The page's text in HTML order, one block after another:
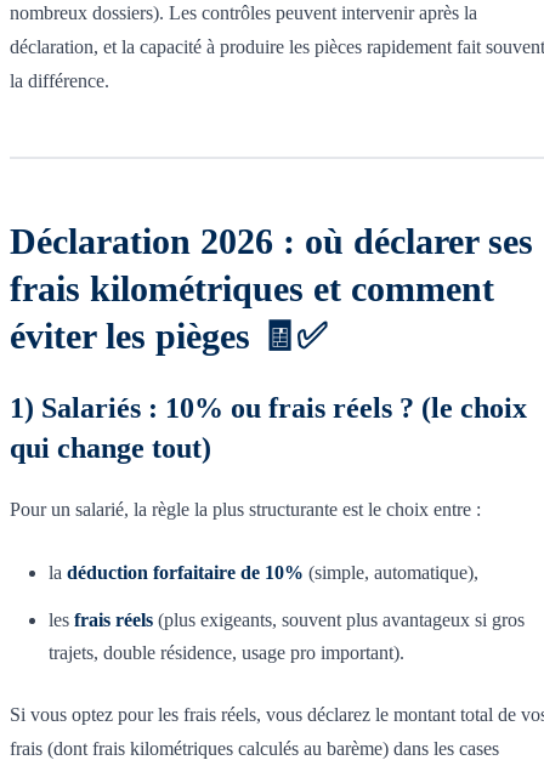
nombreux dossiers). Les contrôles peuvent intervenir après la
déclaration, et la capacité à produire les pièces rapidement fait souvent
la différence.
Déclaration 2026 : où déclarer ses
frais kilométriques et comment
éviter les pièges 🧾✅
1) Salariés : 10% ou frais réels ? (le choix
qui change tout)
Pour un salarié, la règle la plus structurante est le choix entre :
la déduction forfaitaire de 10% (simple, automatique),
les frais réels (plus exigeants, souvent plus avantageux si gros
trajets, double résidence, usage pro important).
Si vous optez pour les frais réels, vous déclarez le montant total de
frais (dont frais kilométriques calculés au barème) dans les cases